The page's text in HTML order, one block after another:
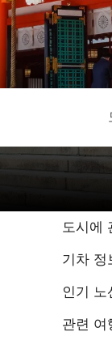
도시에
기차 정
인기 노
관련 여